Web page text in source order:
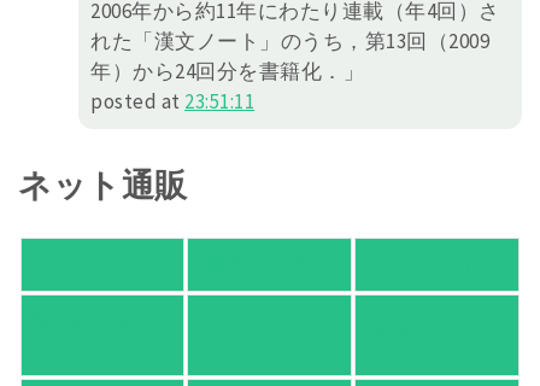
2006年から約11年にわたり連載（年4回）さ
れた「漢文ノート」のうち，第13回（2009
年）から24回分を書籍化．」
posted at 23:51:11
ネット通販